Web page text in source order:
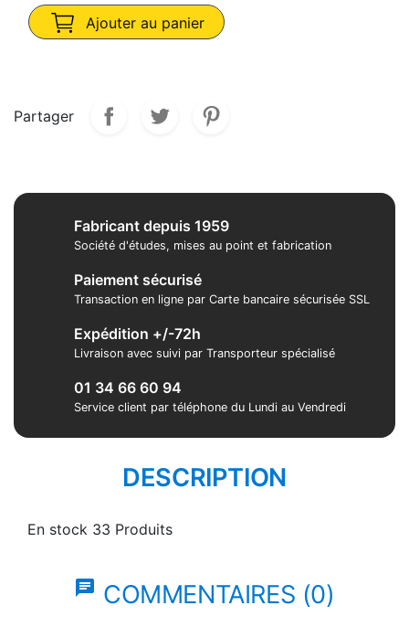
Ajouter au panier
Partager
Fabricant depuis 1959
Société d'études, mises au point et fabrication
Paiement sécurisé
Transaction en ligne par Carte bancaire sécurisée SSL
Expédition +/-72h
Livraison avec suivi par Transporteur spécialisé
01 34 66 60 94
Service client par téléphone du Lundi au Vendredi
DESCRIPTION
En stock 33 Produits
chat COMMENTAIRES (0)